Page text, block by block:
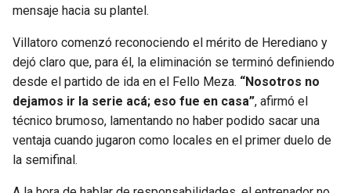
BUCCANEERS
mensaje hacia su plantel.
Villatoro comenzó reconociendo el mérito de Herediano y
dejó claro que, para él, la eliminación se terminó definiendo
desde el partido de ida en el Fello Meza. “Nosotros no
dejamos ir la serie acá; eso fue en casa”, afirmó el
técnico brumoso, lamentando no haber podido sacar una
ventaja cuando jugaron como locales en el primer duelo de
la semifinal.